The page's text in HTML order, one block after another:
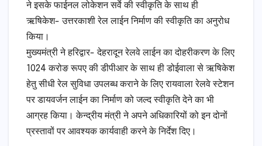
ने इसके फाईनल लोकेशन सर्वे की स्वीकृति के साथ ही
ऋषिकेश- उत्तरकाशी रेल लाईन निर्माण की स्वीकृति का अनुरोध
किया।
मुख्यमंत्री ने हरिद्वार- देहरादून रेलवे लाईन का दोहरीकरण के लिए
1024 करोङ रूपए की डीपीआर के साथ ही डोईवाला से ऋषिकेश
हेतु सीधी रेल सुविधा उपलब्ध कराने के लिए रायवाला रेलवे स्टेशन
पर डायवर्जन लाईन का निर्माण को जल्द स्वीकृति देने का भी
आग्रह किया। केन्द्रीय मंत्री ने अपने अधिकारियों को इन दोनों
प्रस्तावों पर आवश्यक कार्यवाही करने के निर्देश दिए।